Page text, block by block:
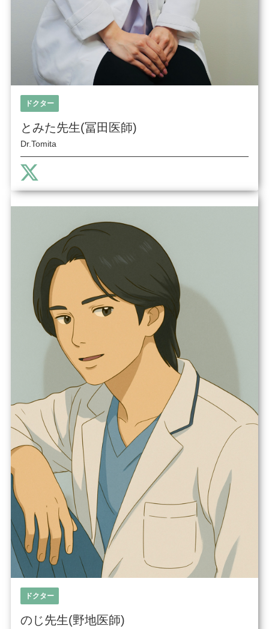
ドクター
とみた先生(冨田医師)
Dr.Tomita
ドクター
のじ先生(野地医師)
六本木院
福岡院
六本木院
福岡院
六本木院